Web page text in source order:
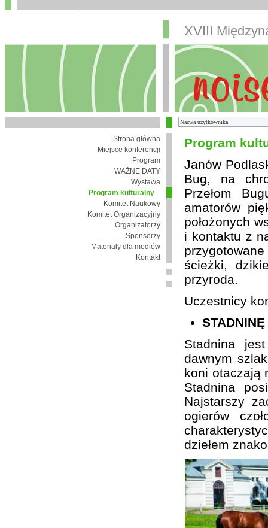
XVIII
Strona główna
Miejsce konferencji
Program
WAŻNE DATY
Wystawa
Program kulturalny
Komitet Naukowy
Komitet Organizacyjny
Organizatorzy
Sponsorzy
Materiały dla mediów
Kontakt
Program
Janów
Bug, na
Przełom
amatorów
położonych
i kontaktu z
ścieżki,
przyroda.
Uczestnicy
Stadnina
dawnym
koni otaczają
Stadnina
Najstarszy
ogierów
dziełem